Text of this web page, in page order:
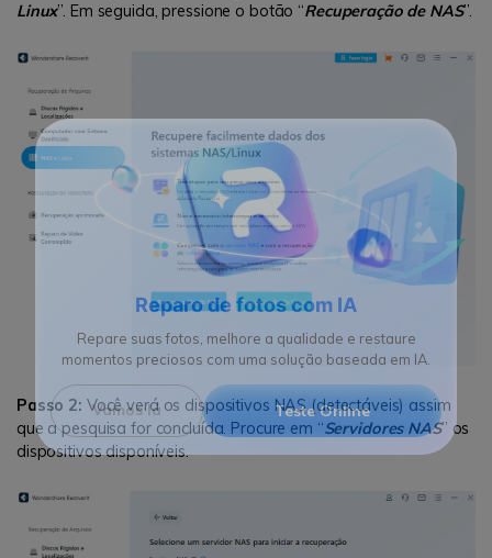
Reparo de fotos com IA
momentos preciosos com uma solução baseada em IA.
Vamos lá
Linux”. Em seguida, pressione o botão “Recuperação de NAS”.
Passo 2: Você verá os dispositivos NAS (detectáveis) assim
que a pesquisa for concluída. Procure em “Servidores NAS” os
dispositivos disponíveis.